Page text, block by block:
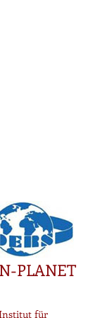
PLANET
für